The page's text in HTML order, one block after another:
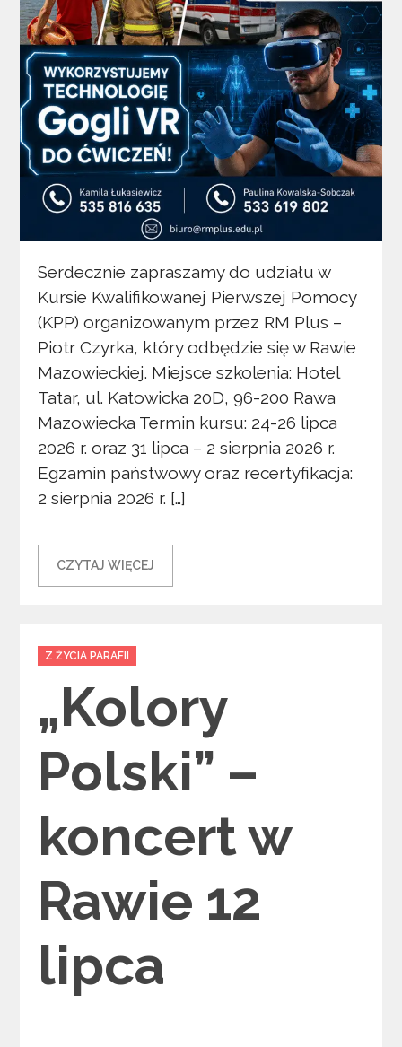
Serdecznie zapraszamy do udziału w
Kursie Kwalifikowanej Pierwszej Pomocy
(KPP) organizowanym przez RM Plus –
Piotr Czyrka, który odbędzie się w Rawie
Mazowieckiej. Miejsce szkolenia: Hotel
Tatar, ul. Katowicka 20D, 96-200 Rawa
Mazowiecka Termin kursu: 24-26 lipca
2026 r. oraz 31 lipca – 2 sierpnia 2026 r.
Egzamin państwowy oraz recertyfikacja:
2 sierpnia 2026 r. […]
CZYTAJ WIĘCEJ
Categories
Z ŻYCIA PARAFII
„Kolory
Polski” –
koncert w
Rawie 12
lipca